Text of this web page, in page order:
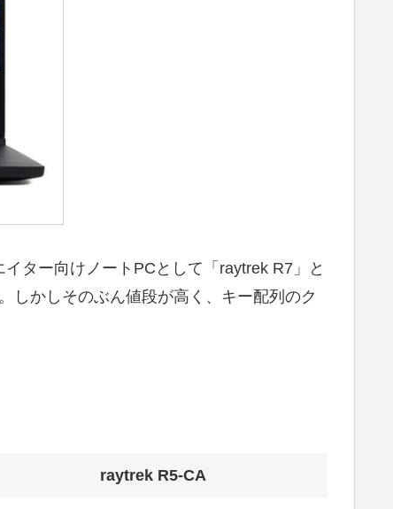
ター向けノートPCとして「raytrek R7」と
しかしそのぶん値段が高く、キー配列のク
raytrek R5-CA